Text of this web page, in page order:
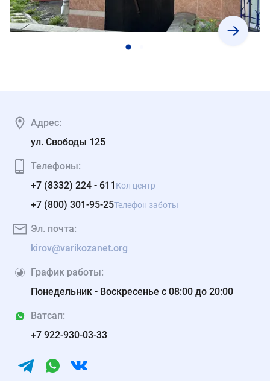
Адрес:
ул. Свободы 125
Телефоны:
+7 (8332) 224 - 611 Кол центр
+7 (800) 301-95-25Телефон заботы
Эл. почта:
kirov@varikozanet.org
График работы:
Понедельник - Воскресенье с 08:00 до 20:00
Ватсап:
+7 922-930-03-33